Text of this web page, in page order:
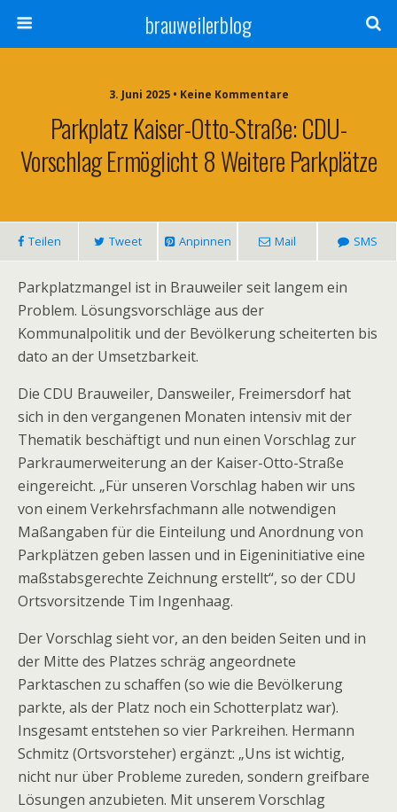
brauweilerblog
3. Juni 2025 • Keine Kommentare
Parkplatz Kaiser-Otto-Straße: CDU-
Vorschlag Ermöglicht 8 Weitere Parkplätze
Teilen Tweet Anpinnen Mail SMS
Parkplatzmangel ist in Brauweiler seit langem ein
Problem. Lösungsvorschläge aus der
Kommunalpolitik und der Bevölkerung scheiterten bis
dato an der Umsetzbarkeit.
Die CDU Brauweiler, Dansweiler, Freimersdorf hat
sich in den vergangenen Monaten intensiv mit der
Thematik beschäftigt und nun einen Vorschlag zur
Parkraumerweiterung an der Kaiser-Otto-Straße
eingereicht. „Für unseren Vorschlag haben wir uns
von einem Verkehrsfachmann alle notwendigen
Maßangaben für die Einteilung und Anordnung von
Parkplätzen geben lassen und in Eigeninitiative eine
maßstabsgerechte Zeichnung erstellt“, so der CDU
Ortsvorsitzende Tim Ingenhaag.
Der Vorschlag sieht vor, an den beiden Seiten und in
der Mitte des Platzes schräg angeordnete
Parktaschen zu schaffen (so wie die Bevölkerung
parkte, als der Platz noch ein Schotterplatz war).
Insgesamt entstehen so vier Parkreihen. Hermann
Schmitz (Ortsvorsteher) ergänzt: „Uns ist wichtig,
nicht nur über Probleme zureden, sondern greifbare
Lösungen anzubieten. Mit unserem Vorschlag